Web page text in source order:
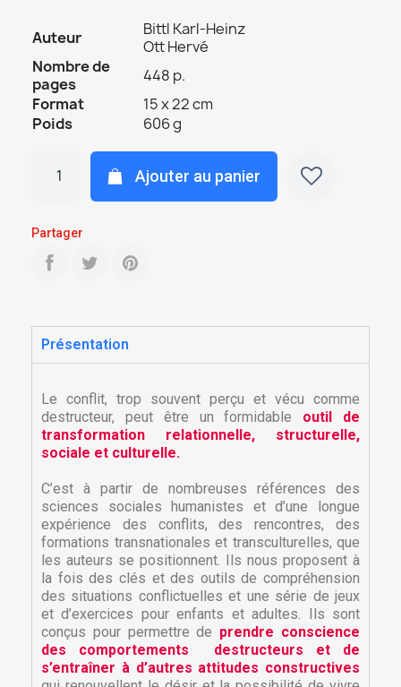
Auteur
Bittl Karl-Heinz
Ott Hervé
Nombre de
pages
448 p.
Format
15 x 22 cm
Poids
606 g
Ajouter au panier
Partager
Présentation
Le conflit, trop souvent perçu et vécu comme
destructeur, peut être un formidable
outil de
transformation relationnelle, structurelle,
sociale et culturelle.
C’est à partir de nombreuses références des
sciences sociales humanistes et d’une longue
expérience des conflits, des rencontres, des
formations transnationales et transculturelles, que
les auteurs se positionnent. Ils nous proposent à
la fois des clés et des outils de compréhension
des situations conflictuelles et une série de jeux
et d’exercices pour enfants et adultes. Ils sont
conçus pour permettre de prendre conscience
des comportements destructeurs et de
s’entraîner à d’autres attitudes constructives